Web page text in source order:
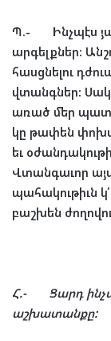
Պ.- Ինչպէս
արգելքներ:
հասցնելու
վտանգներ:
առած մեր
կը թափեն
եւ
Վտանգաւոր
պահակութիւն
բաշխեն
Հ.- Ցարդ
աշխատանքը: